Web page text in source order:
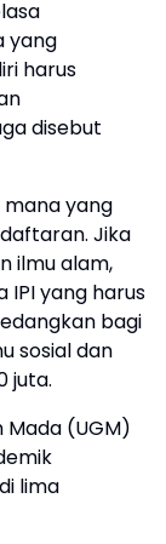
yang
harus
disebut
mana yang
Jika
ilmu alam,
IPI yang harus
bagi
sosial dan
juta.
Mada (UGM)
lima